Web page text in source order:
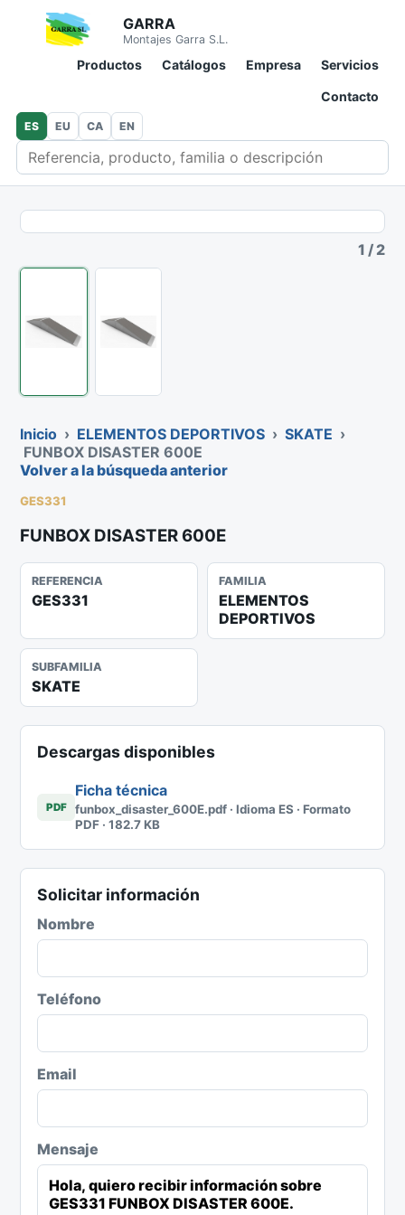
GARRA
Montajes Garra S.L.
Productos Catálogos Empresa Servicios
Contacto
Buscar en catálogo
ES EU CA EN
1 /2
Inicio › ELEMENTOS DEPORTIVOS › SKATE ›
FUNBOX DISASTER 600E
Volver a la búsqueda anterior
GES331
FUNBOX DISASTER 600E
REFERENCIA
GES331
FAMILIA
ELEMENTOS
DEPORTIVOS
SUBFAMILIA
SKATE
Descargas disponibles
PDF
Ficha técnica
funbox_disaster_600E.pdf · Idioma ES · Formato
PDF · 182.7 KB
Solicitar información
Nombre
Teléfono
Email
Mensaje